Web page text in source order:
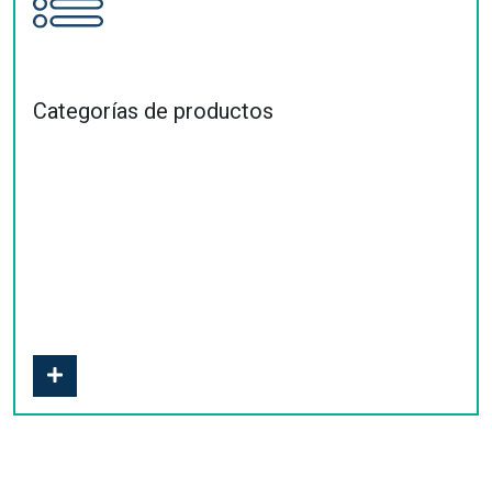
Categorías de productos